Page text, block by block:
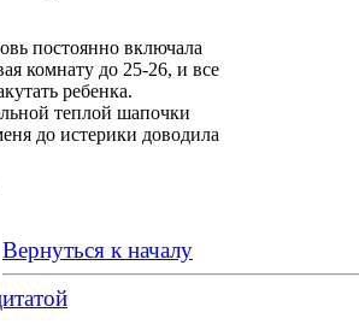
постоянно включала
комнату до 25-26, и все
ребенка.
теплой шапочки
до истерики доводила
Вернуться к началу